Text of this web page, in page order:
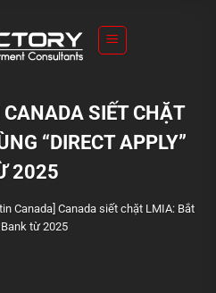
SIẾT CHẶT
“DIRECT APPLY”
2025
tin Canada] Canada siết chặt LMIA: Bắt
từ 2025